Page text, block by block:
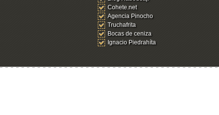
Cohete.net
Agencia Pinocho
Truchafrita
Bocas de ceniza
Ignacio Piedrahíta